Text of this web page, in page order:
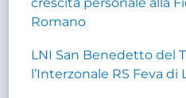
Romano
LNI San Benedetto del
l’Interzonale RS Feva di